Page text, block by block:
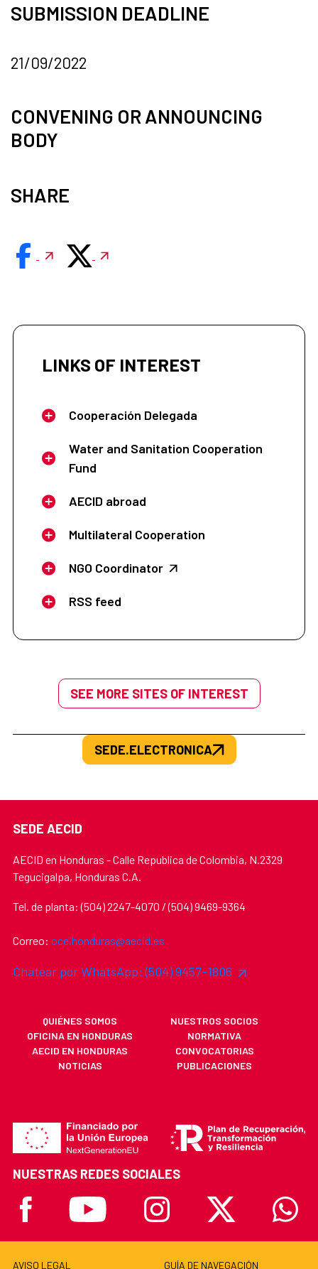
SUBMISSION DEADLINE
21/09/2022
CONVENING OR ANNOUNCING
BODY
SHARE
LINKS OF INTEREST
Cooperación Delegada
Water and Sanitation Cooperation
Fund
AECID abroad
Multilateral Cooperation
NGO Coordinator
RSS feed
SEE MORE SITES OF INTEREST
SEDE.ELECTRONICA
SEDE AECID
AECID en Honduras - Calle Republica de Colombia, N.2329
Tegucigalpa, Honduras C.A.
Tel. de planta: (504) 2247-4070 / (504) 9469-9364
Correo: oce.honduras@aecid.es
Chatear por WhatsApp: (504) 9457-1806
QUIÉNES SOMOS
NUESTROS SOCIOS
OFICINA EN HONDURAS
NORMATIVA
AECID EN HONDURAS
CONVOCATORIAS
NOTICIAS
PUBLICACIONES
NUESTRAS REDES SOCIALES
FacebookYoutube Instagram X
AVISO LEGAL GUÍA DE NAVEGACIÓN